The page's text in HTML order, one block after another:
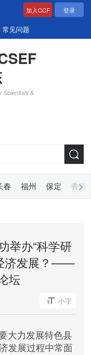
加入CCF 登录
常见问题
Scientists &
春 福州 保定 香港
举办“科学研
济发展？——
坛
小字
大力发展特色县
发展过程中常面